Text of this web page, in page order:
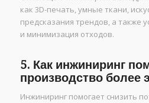
как 3D-печать, умные ткани,
предсказания трендов, а также
и минимизация отходов.
5. Как инжиниринг
производство более
Инжиниринг помогает снизить